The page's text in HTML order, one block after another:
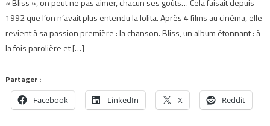
« Bliss », on peut ne pas aimer, chacun ses goûts… Cela faisait depuis
1992 que l’on n’avait plus entendu la lolita. Après 4 films au cinéma, elle
revient à sa passion première : la chanson. Bliss, un album étonnant : à
la fois parolière et […]
Partager :
Facebook LinkedIn X Reddit